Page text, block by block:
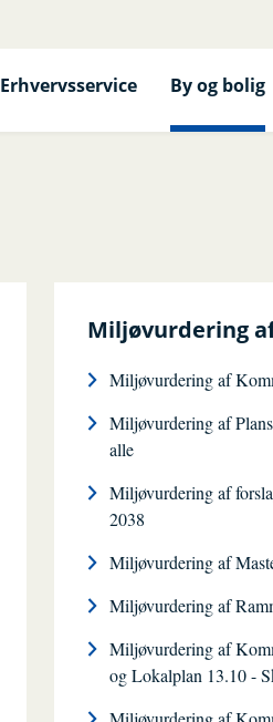
Erhvervsservice By og bolig
Miljøvurdering
Miljøvurdering af
Miljøvurdering af
alle
Miljøvurdering af
2038
Miljøvurdering af
Miljøvurdering af
Miljøvurdering af
og Lokalplan 13.10 -